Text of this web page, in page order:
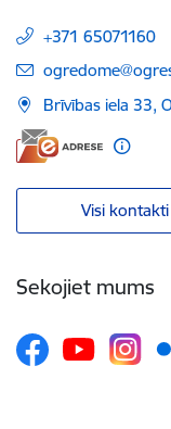
+371 65071160
E-pasts:
Brīvības iela 33,
Visi kontakti
Sekojiet mums